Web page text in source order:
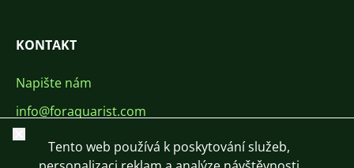
KONTAKT
Napište nám
info@foraquarist.com
+420 603 449 602
Zavřít
Tento web používá k poskytování služeb,